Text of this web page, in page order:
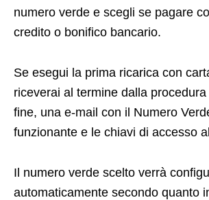
numero verde e scegli se pagare
credito o bonifico bancario.
Se esegui la prima ricarica con
riceverai al termine dalla
fine, una e-mail con il Numero
funzionante e le chiavi di accesso
Il numero verde scelto verrà
automaticamente secondo quanto